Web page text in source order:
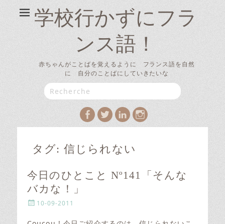
学校行かずにフラ
ンス語！
赤ちゃんがことばを覚えるように フランス語を自然
に 自分のことばにしていきたいな
Search
for:
Facebook
TwitterLinkedIn
Instagram
タグ: 信じられない
今日のひとこと Nº141「そんな
バカな！」
P
s
10-09-2011